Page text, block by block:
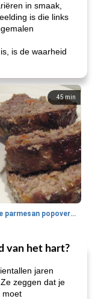
in smaak,
is die links
is de waarheid
45min
smakelijke parmesan popovers (gezonder!)
720min
en Chili
van het hart?
jaren
zeggen dat je
moet